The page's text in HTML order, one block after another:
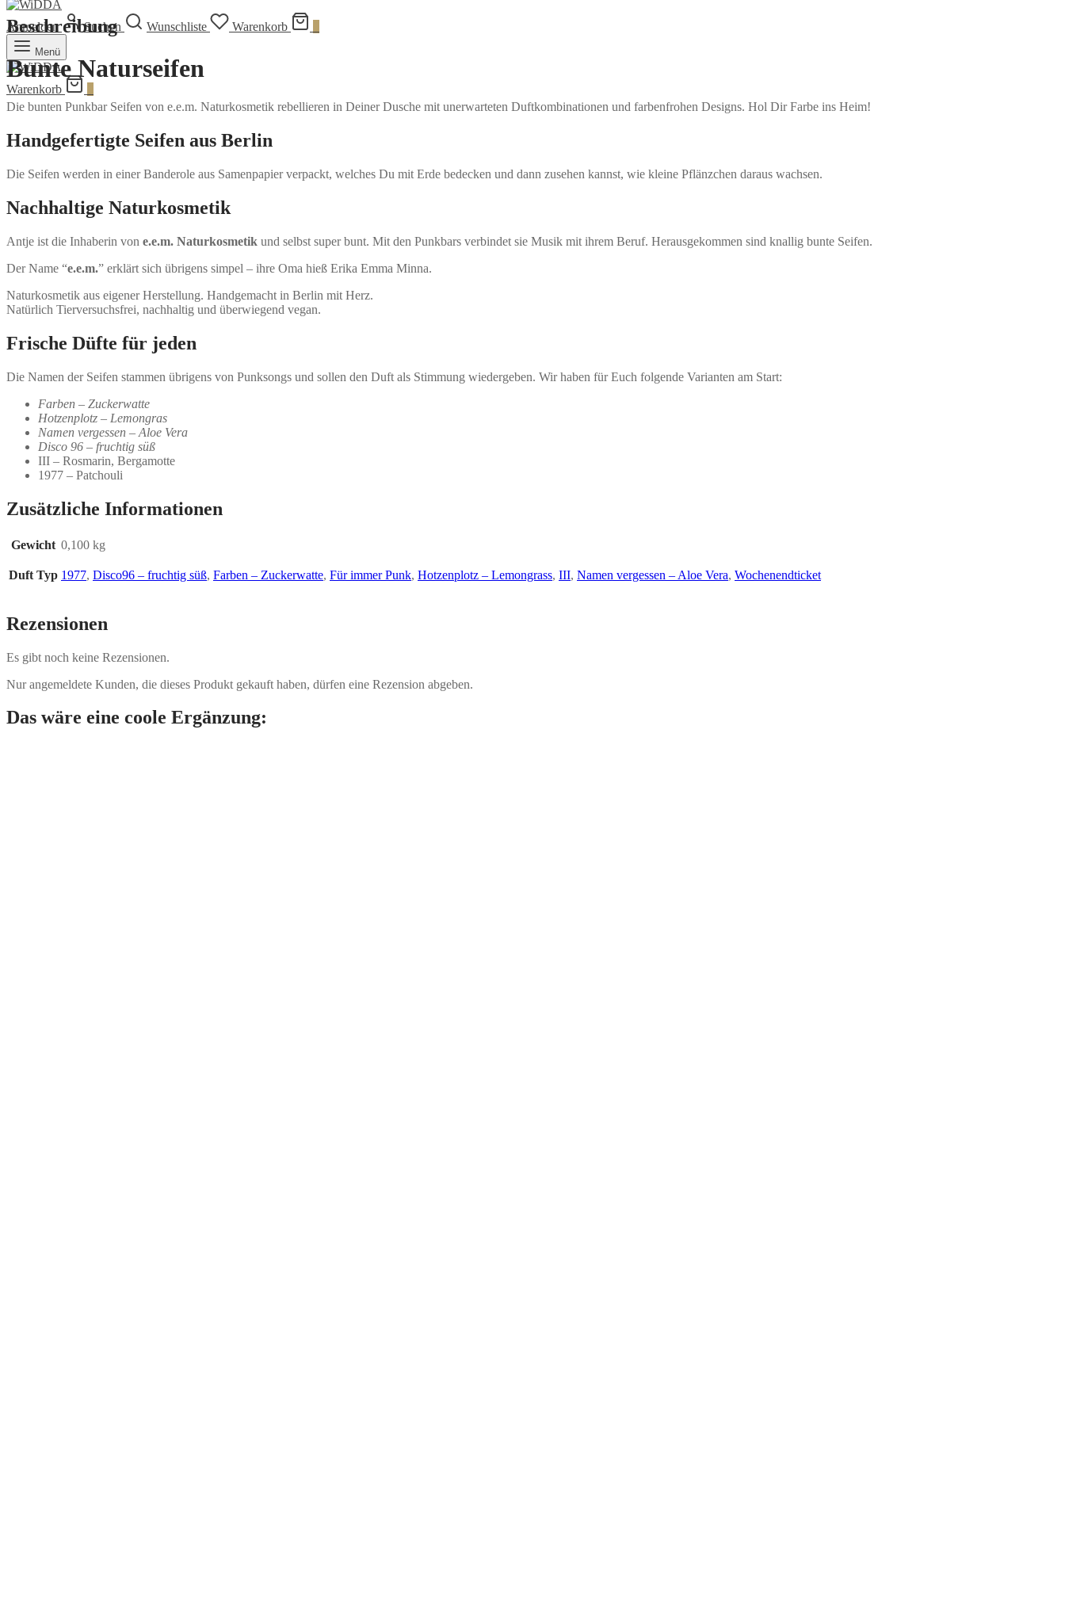
Anmelden Suchen Wunschliste Warenkorb
Menü
Warenkorb
Beschreibung
Bunte Naturseifen
Die bunten Punkbar Seifen von e.e.m. Naturkosmetik rebellieren in Deiner Dusche mit unerwarteten Duftkombinationen und farbenfrohen Designs. Hol Dir Farbe ins Heim!
Handgefertigte Seifen aus Berlin
Die Seifen werden in einer Banderole aus Samenpapier verpackt, welches Du mit Erde bedecken und dann zusehen kannst, wie kleine Pflänzchen daraus wachsen.
Nachhaltige Naturkosmetik
Antje ist die Inhaberin von e.e.m. Naturkosmetik und selbst super bunt. Mit den Punkbars verbindet sie Musik mit ihrem Beruf. Herausgekommen sind knallig bunte Seifen.
Der Name “e.e.m.” erklärt sich übrigens simpel – ihre Oma hieß Erika Emma Minna.
Naturkosmetik aus eigener Herstellung. Handgemacht in Berlin mit Herz.
Natürlich Tierversuchsfrei, nachhaltig und überwiegend vegan.
Frische Düfte für jeden
Die Namen der Seifen stammen übrigens von Punksongs und sollen den Duft als Stimmung wiedergeben. Wir haben für Euch folgende Varianten am Start:
Farben – Zuckerwatte
Hotzenplotz – Lemongras
Namen vergessen – Aloe Vera
Disco 96 – fruchtig süß
III – Rosmarin, Bergamotte
1977 – Patchouli
Zusätzliche Informationen
Gewicht 0,100 kg
Duft Typ 1977, Disco96 – fruchtig süß, Farben – Zuckerwatte, Für immer Punk, Hotzenplotz – Lemongrass, III, Namen vergessen – Aloe Vera, Wochenendticket
Rezensionen
Es gibt noch keine Rezensionen.
Nur angemeldete Kunden, die dieses Produkt gekauft haben, dürfen eine Rezension abgeben.
Das wäre eine coole Ergänzung: